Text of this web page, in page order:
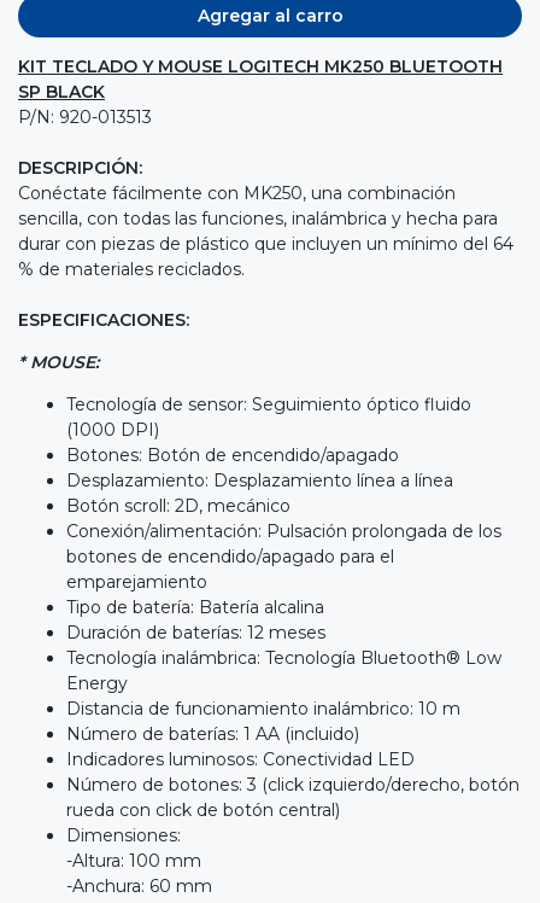
Agregar al carro
KIT TECLADO Y MOUSE LOGITECH MK250 BLUETOOTH
SP BLACK
P/N: 920-013513
DESCRIPCIÓN:
Conéctate fácilmente con MK250, una combinación
sencilla, con todas las funciones, inalámbrica y hecha para
durar con piezas de plástico que incluyen un mínimo del 64
% de materiales reciclados.
ESPECIFICACIONES:
* MOUSE:
Tecnología de sensor: Seguimiento óptico fluido
(1000 DPI)
Botones: Botón de encendido/apagado
Desplazamiento: Desplazamiento línea a línea
Botón scroll: 2D, mecánico
Conexión/alimentación: Pulsación prolongada de los
botones de encendido/apagado para el
emparejamiento
Tipo de batería: Batería alcalina
Duración de baterías: 12 meses
Tecnología inalámbrica: Tecnología Bluetooth® Low
Energy
Distancia de funcionamiento inalámbrico: 10 m
Número de baterías: 1 AA (incluido)
Indicadores luminosos: Conectividad LED
Número de botones: 3 (click izquierdo/derecho, botón
rueda con click de botón central)
Dimensiones:
-Altura: 100 mm
-Anchura: 60 mm